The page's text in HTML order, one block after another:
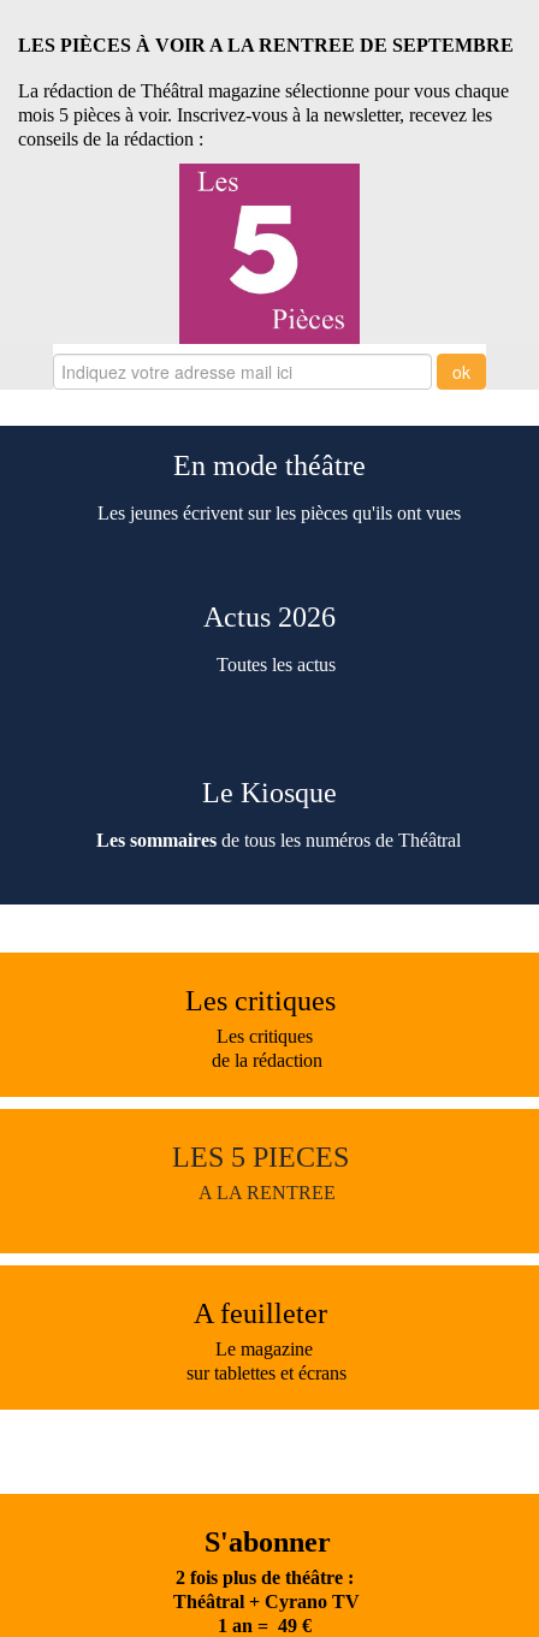
LES PIÈCES À VOIR A LA RENTREE DE SEPTEMBRE
La rédaction de Théâtral magazine sélectionne pour vous chaque
mois 5 pièces à voir. Inscrivez-vous à la newsletter, recevez les
conseils de la rédaction :
En mode théâtre
Les jeunes écrivent sur les pièces qu'ils ont vues
Actus 2026
Toutes les actus
Le Kiosque
Les sommaires de tous les numéros de Théâtral
Les critiques
Les critiques
de la rédaction
LES 5 PIECES
A LA RENTREE
A feuilleter
Le magazine
sur tablettes et écrans
S'abonner
2 fois plus de théâtre :
Théâtral + Cyrano TV
1 an = 49 €